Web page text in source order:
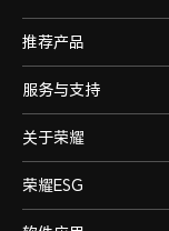
推荐产品
服务与支持
关于荣耀
荣耀ESG